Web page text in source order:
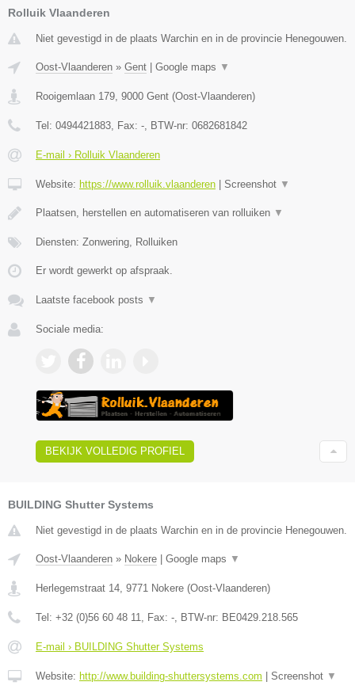
Rolluik Vlaanderen
Niet gevestigd in de plaats Warchin en in de provincie Henegouwen.
Oost-Vlaanderen » Gent Google maps ▼
Rooigemlaan 179, 9000 Gent (Oost-Vlaanderen)
Tel: 0494421883, Fax: -, BTW-nr: 0682681842
E-mail › Rolluik Vlaanderen
Website: https://www.rolluik.vlaanderen Screenshot ▼
Plaatsen, herstellen en automatiseren van rolluiken ▼
Diensten: Zonwering, Rolluiken
Er wordt gewerkt op afspraak.
Laatste facebook posts ▼
Sociale media:
BEKIJK VOLLEDIG PROFIEL
BUILDING Shutter Systems
Niet gevestigd in de plaats Warchin en in de provincie Henegouwen.
Oost-Vlaanderen » Nokere Google maps ▼
Herlegemstraat 14 9771 Nokere (Oost-Vlaanderen)
Tel: +32 (0)56 60 48 11 , Fax: - , BTW-nr: BE0429.218.565
E-mail › BUILDING Shutter Systems
Website: http://www.building-shuttersystems.com Screenshot ▼